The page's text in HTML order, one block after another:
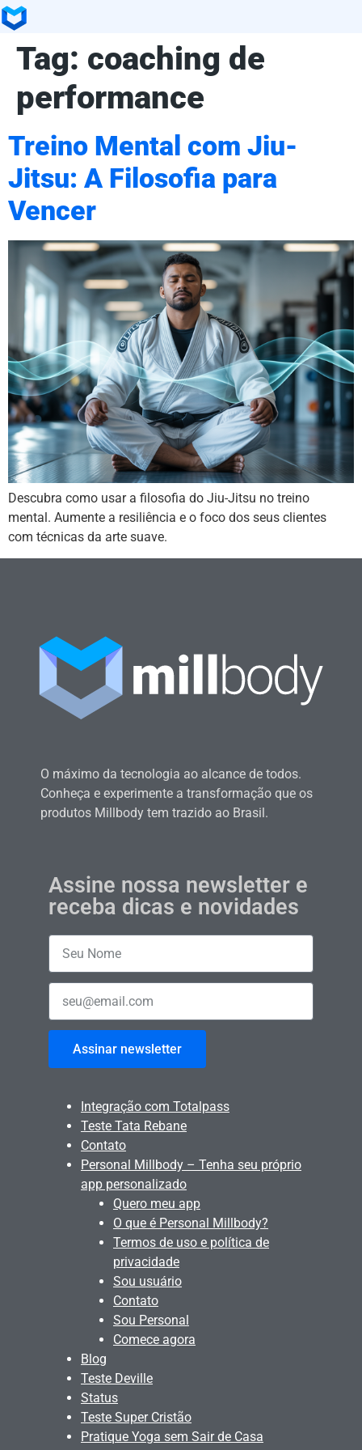
Tag: coaching de
performance
Treino Mental com Jiu-
Jitsu: A Filosofia para
Vencer
Descubra como usar a filosofia do Jiu-Jitsu no treino
mental. Aumente a resiliência e o foco dos seus clientes
com técnicas da arte suave.
O máximo da tecnologia ao alcance de todos.
Conheça e experimente a transformação que os
produtos Millbody tem trazido ao Brasil.
Assine nossa newsletter e
receba dicas e novidades
Assinar newsletter
Integração com Totalpass
Teste Tata Rebane
Contato
Personal Millbody – Tenha seu próprio
app personalizado
Quero meu app
O que é Personal Millbody?
Termos de uso e política de
privacidade
Sou usuário
Contato
Sou Personal
Comece agora
Blog
Teste Deville
Status
Teste Super Cristão
Pratique Yoga sem Sair de Casa